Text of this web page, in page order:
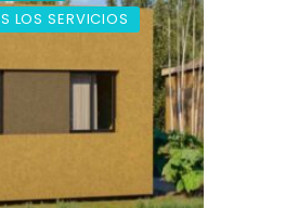
LOS SERVICIOS